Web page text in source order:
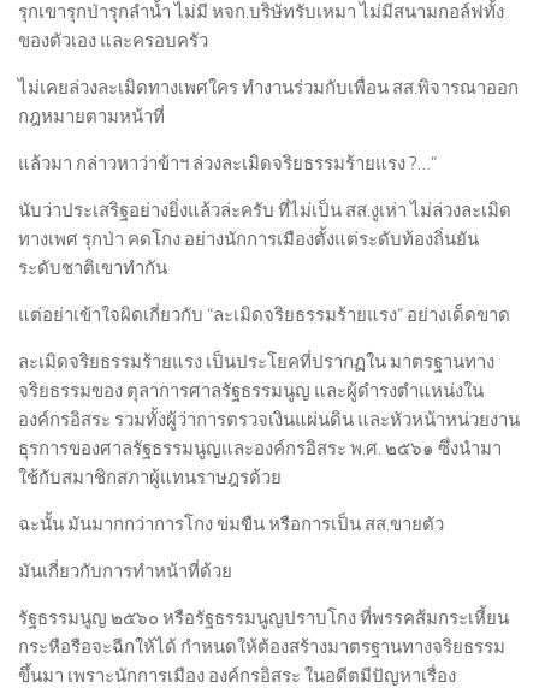
รุกเขารุกป่ารุกลำน้ำ ไม่มี หจก.บริษัทรับเหมา ไม่มีสนามกอล์ฟทั้ง
ของตัวเอง และครอบครัว
ไม่เคยล่วงละเมิดทางเพศใคร ทำงานร่วมกับเพื่อน สส.พิจารณาออก
กฎหมายตามหน้าที่
แล้วมา กล่าวหาว่าข้าฯ ล่วงละเมิดจริยธรรมร้ายแรง ?…”
นับว่าประเสริฐอย่างยิ่งแล้วล่ะครับ ที่ไม่เป็น สส.งูเห่า ไม่ล่วงละเมิด
ทางเพศ รุกป่า คดโกง อย่างนักการเมืองตั้งแต่ระดับท้องถิ่นยัน
ระดับชาติเขาทำกัน
แต่อย่าเข้าใจผิดเกี่ยวกับ “ละเมิดจริยธรรมร้ายแรง” อย่างเด็ดขาด
ละเมิดจริยธรรมร้ายแรง เป็นประโยคที่ปรากฏใน มาตรฐานทาง
จริยธรรมของ ตุลาการศาลรัฐธรรมนูญ และผู้ดํารงตําแหน่งใน
องค์กรอิสระ รวมทั้งผู้ว่าการตรวจเงินแผ่นดิน และหัวหน้าหน่วยงาน
ธุรการของศาลรัฐธรรมนูญและองค์กรอิสระ พ.ศ. ๒๕๖๑ ซึ่งนำมา
ใช้กับสมาชิกสภาผู้แทนราษฎรด้วย
ฉะนั้น มันมากกว่าการโกง ข่มขืน หรือการเป็น สส.ขายตัว
มันเกี่ยวกับการทำหน้าที่ด้วย
รัฐธรรมนูญ ๒๕๖๐ หรือรัฐธรรมนูญปราบโกง ที่พรรคส้มกระเหี้ยน
กระหือรือจะฉีกให้ได้ กำหนดให้ต้องสร้างมาตรฐานทางจริยธรรม
ขึ้นมา เพราะนักการเมือง องค์กรอิสระ ในอดีตมีปัญหาเรื่อง